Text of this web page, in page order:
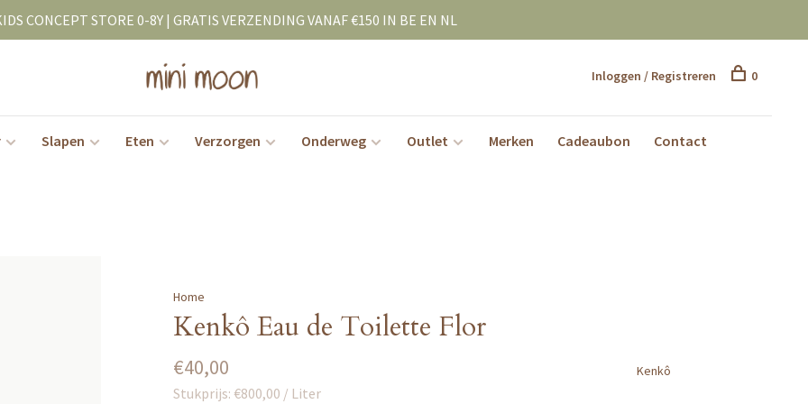
CONCEPT STORE 0-8Y | GRATIS VERZENDING VANAF €150 IN BE EN NL
Slapen Eten Verzorgen Onderweg Outlet Merken Cadeaubon Contact
Inloggen / Registreren 0
Home
Kenkô Eau de Toilette Flor
€40,00
Stukprijs: €800,00 / Liter
Kenkô